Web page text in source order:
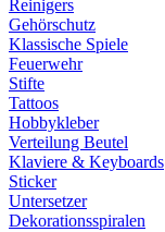
Reinigers
Gehörschutz
Klassische Spiele
Feuerwehr
Stifte
Tattoos
Hobbykleber
Verteilung Beutel
Klaviere & Keyboards
Sticker
Untersetzer
Dekorationsspiralen